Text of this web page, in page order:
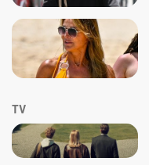
TV